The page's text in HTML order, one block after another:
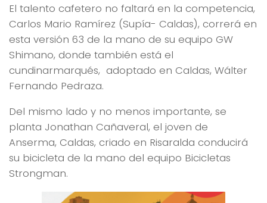
El talento cafetero no faltará en la competencia,
Carlos Mario Ramírez (Supía- Caldas), correrá en
esta versión 63 de la mano de su equipo GW
Shimano, donde también está el
cundinarmarqués, adoptado en Caldas, Wálter
Fernando Pedraza.
Del mismo lado y no menos importante, se
planta Jonathan Cañaveral, el joven de
Anserma, Caldas, criado en Risaralda conducirá
su bicicleta de la mano del equipo Bicicletas
Strongman.